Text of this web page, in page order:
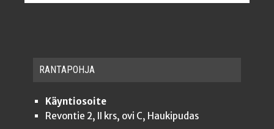
RAN­TA­POH­JA
Käyntiosoite
Revontie 2, II krs, ovi C, Haukipudas